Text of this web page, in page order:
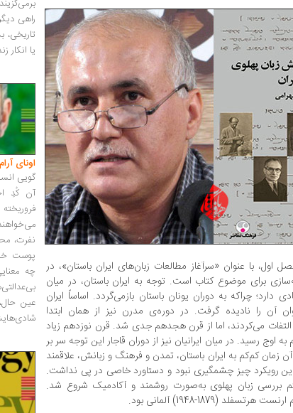
اول، با عنوان «سرآغاز مطالعات زبان‌های ایران باستان»، در
برای موضوع کتاب است. توجه به ایران باستان، در میان
دارد؛ چراکه به دوران یونان باستان بازمی‌گردد. اساساً ایران
آن را نادیده گرفت. در دوره‌ی مدرن نیز از همان ابتدا
می‌کردند، اما از قرن هجدهم جدی شد. قرن نوزدهم زیاد
اوج رسید. در میان ایرانیان نیز از دوران قاجار این توجه سر بر
زمان کم‌کم به ایران باستان، تمدن و فرهنگ و زبانش، علاقمند
رویکرد چیز چشمگیری نبود و دستاورد خاصی در پی نداشت.
بررسی زبان پهلوی به‌صورت روشمند و آکادمیک شروع شد.
(1879-1948) آلمانی بود.
راهی
تاریخی،
یا انکار
اونای
گویی
آن کُدِ
نفرت،
پوست
چه
عین